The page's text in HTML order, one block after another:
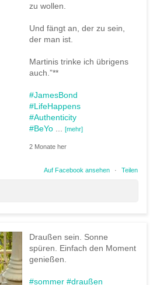
zu wollen.
Und fängt an, der zu sein,
der man ist.
Martinis trinke ich übrigens
auch.”**
#JamesBond
#LifeHappens
#Authenticity
#BeYo
[mehr]
2 Monate her
Auf Facebook ansehen · Teilen
Draußen sein. Sonne
spüren. Einfach den Moment
genießen.
#sommer #draußen